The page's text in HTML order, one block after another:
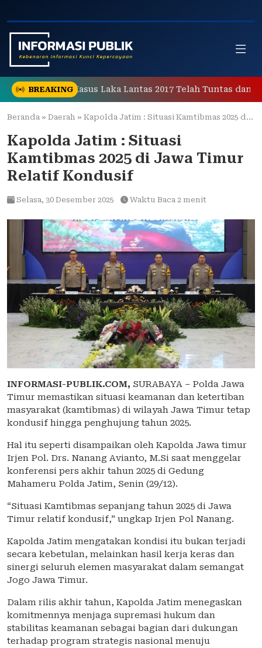
to
content
BREAKINGKasus Laka Lantas 2017 Telah Tuntas dan
Beranda » Daerah » Kapolda Jatim : Situasi Kamtibmas 2025 di Jawa Timur Relatif Kondusif
Kapolda Jatim : Situasi
Kamtibmas 2025 di Jawa Timur
Relatif Kondusif
Selasa, 30 Desember 2025 Waktu Baca 2 menit
INFORMASI-PUBLIK.COM, SURABAYA – Polda Jawa
Timur memastikan situasi keamanan dan ketertiban
masyarakat (kamtibmas) di wilayah Jawa Timur tetap
kondusif hingga penghujung tahun 2025.
Hal itu seperti disampaikan oleh Kapolda Jawa timur
Irjen Pol. Drs. Nanang Avianto, M.Si saat menggelar
konferensi pers akhir tahun 2025 di Gedung
Mahameru Polda Jatim, Senin (29/12).
“Situasi Kamtibmas sepanjang tahun 2025 di Jawa
Timur relatif kondusif,” ungkap Irjen Pol Nanang.
Kapolda Jatim mengatakan kondisi itu bukan terjadi
secara kebetulan, melainkan hasil kerja keras dan
sinergi seluruh elemen masyarakat dalam semangat
Jogo Jawa Timur.
Dalam rilis akhir tahun, Kapolda Jatim menegaskan
komitmennya menjaga supremasi hukum dan
stabilitas keamanan sebagai bagian dari dukungan
terhadap program strategis nasional menuju